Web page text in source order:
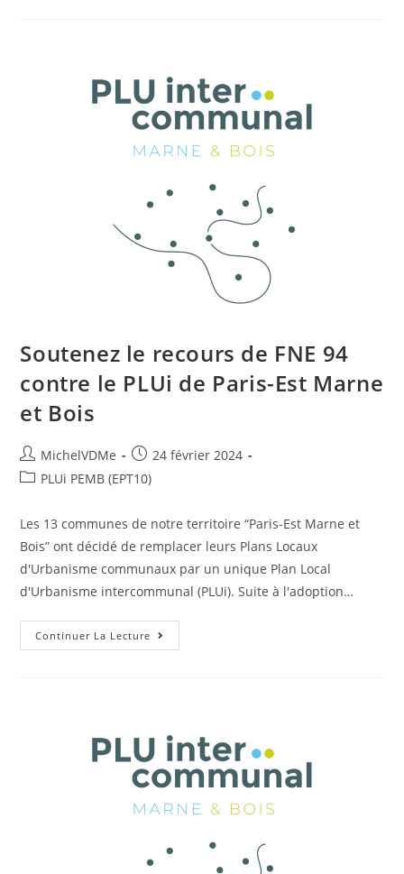
Soutenez le recours de FNE 94
contre le PLUi de Paris-Est Marne
et Bois
MichelVDMe
24 février 2024
PLUi PEMB (EPT10)
Les 13 communes de notre territoire “Paris-Est Marne et
Bois” ont décidé de remplacer leurs Plans Locaux
d'Urbanisme communaux par un unique Plan Local
d'Urbanisme intercommunal (PLUi). Suite à l'adoption…
Continuer La Lecture